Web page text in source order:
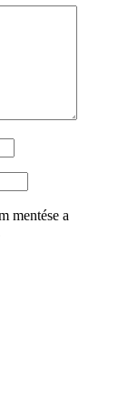
mentése a